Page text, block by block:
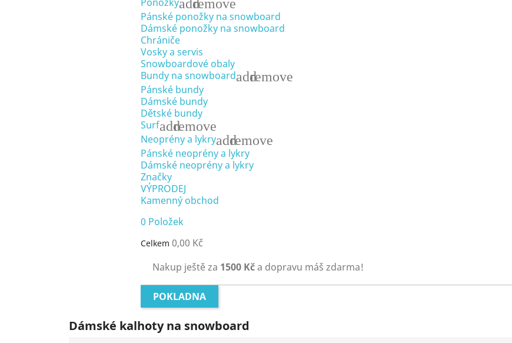
addremove
Pánské ponožky na snowboard
Dámské ponožky na snowboard
Chrániče
Vosky a servis
Snowboardové obaly
Bundy na snowboardaddremove
Pánské bundy
Dámské bundy
Dětské bundy
Surfaddremove
Neoprény a lykryaddremove
Pánské neoprény a lykry
Dámské neoprény a lykry
Značky
VÝPRODEJ
Kamenný obchod
0 Položek
Celkem 0,00 Kč
Nakup ještě za 1500 Kča dopravu máš zdarma!
POKLADNA
Dámské kalhoty na snowboard